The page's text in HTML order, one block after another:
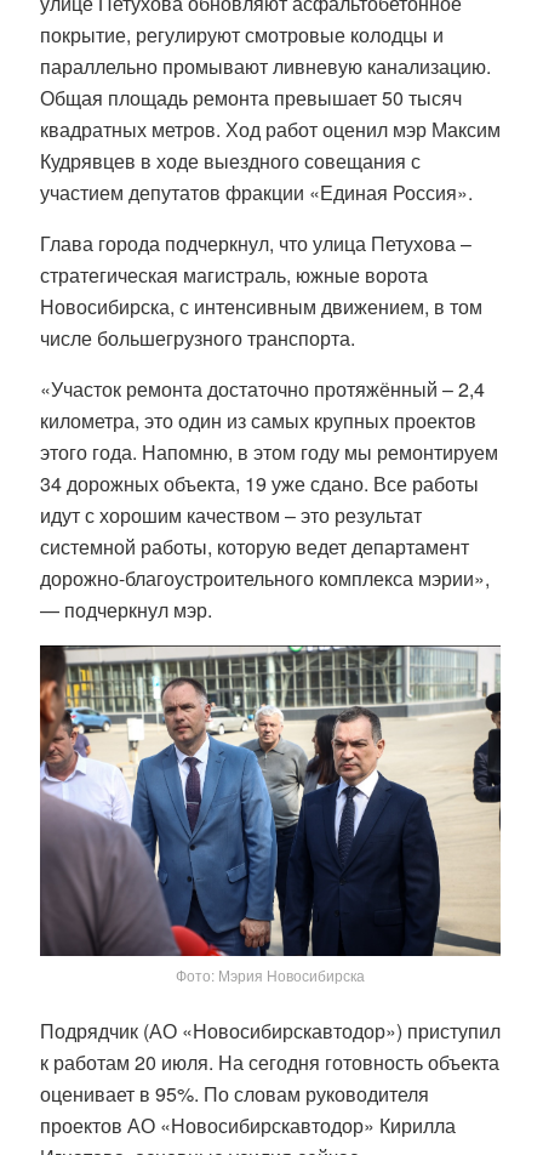
покрытие, регулируют смотровые колодцы и
параллельно промывают ливневую канализацию.
Общая площадь ремонта превышает 50 тысяч
квадратных метров. Ход работ оценил мэр Максим
Кудрявцев в ходе выездного совещания с
участием депутатов фракции «Единая Россия».
Глава города подчеркнул, что улица Петухова –
стратегическая магистраль, южные ворота
Новосибирска, с интенсивным движением, в том
числе большегрузного транспорта.
«Участок ремонта достаточно протяжённый – 2,4
километра, это один из самых крупных проектов
этого года. Напомню, в этом году мы ремонтируем
34 дорожных объекта, 19 уже сдано. Все работы
идут с хорошим качеством – это результат
системной работы, которую ведет департамент
дорожно-благоустроительного комплекса мэрии»,
— подчеркнул мэр.
Фото: Мэрия Новосибирска
Подрядчик (АО «Новосибирскавтодор») приступил
к работам 20 июля. На сегодня готовность объекта
оценивает в 95%. По словам руководителя
проектов АО «Новосибирскавтодор» Кирилла